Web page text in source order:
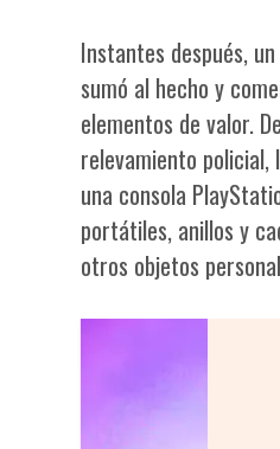
Instantes después,
sumó al hecho y
elementos de valor.
relevamiento policial,
una consola
portátiles, anillos y
otros objetos